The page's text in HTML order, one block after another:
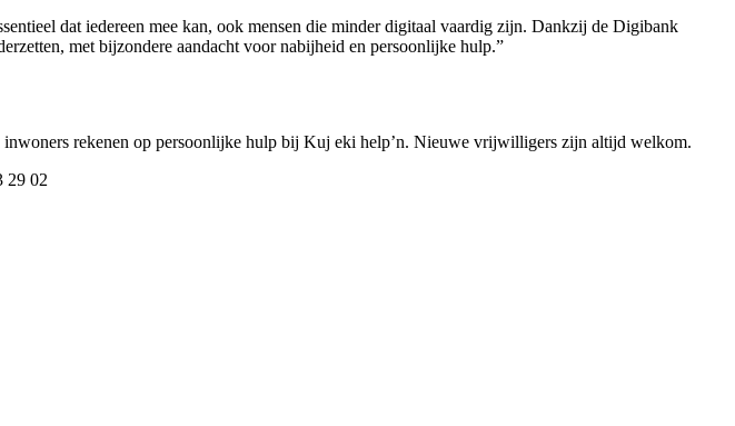
dat iedereen mee kan, ook mensen die minder digitaal vaardig zijn. Dankzij de Digibank
met bijzondere aandacht voor nabijheid en persoonlijke hulp.”
rekenen op persoonlijke hulp bij Kuj eki help’n. Nieuwe vrijwilligers zijn altijd welkom.
29 02